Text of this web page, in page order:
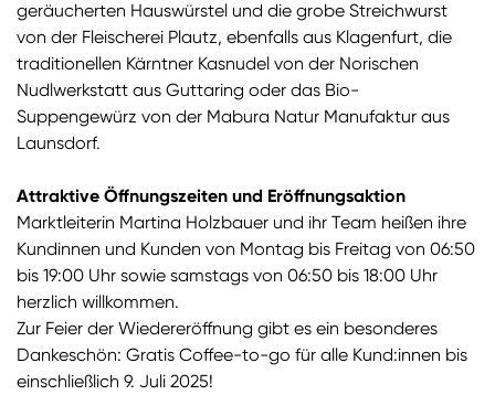
geräucherten Hauswürstel und die grobe Streichwurst
von der Fleischerei Plautz, ebenfalls aus Klagenfurt, die
traditionellen Kärntner Kasnudel von der Norischen
Nudlwerkstatt aus Guttaring oder das Bio-
Suppengewürz von der Mabura Natur Manufaktur aus
Launsdorf.
Attraktive Öffnungszeiten und Eröffnungsaktion
Marktleiterin Martina Holzbauer und ihr Team heißen ihre
Kundinnen und Kunden von Montag bis Freitag von 06:50
bis 19:00 Uhr sowie samstags von 06:50 bis 18:00 Uhr
herzlich willkommen.
Zur Feier der Wiedereröffnung gibt es ein besonderes
Dankeschön: Gratis Coffee-to-go für alle Kund:innen bis
einschließlich 9. Juli 2025!